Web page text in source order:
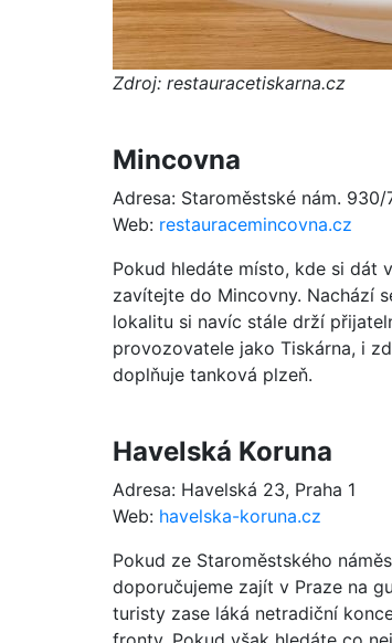
Zdroj: restauracetiskarna.cz
Mincovna
Adresa: Staroměstské nám. 930/
Web: restauracemincovna.cz
Pokud hledáte místo, kde si dát
zavítejte do Mincovny. Nachází
lokalitu si navíc stále drží
provozovatele jako Tiskárna, i
doplňuje tanková plzeň.
Havelská Koruna
Adresa: Havelská 23, Praha 1
Web: havelska-koruna.cz
Pokud ze Staroměstského
doporučujeme zajít v Praze na
turisty zase láká netradiční